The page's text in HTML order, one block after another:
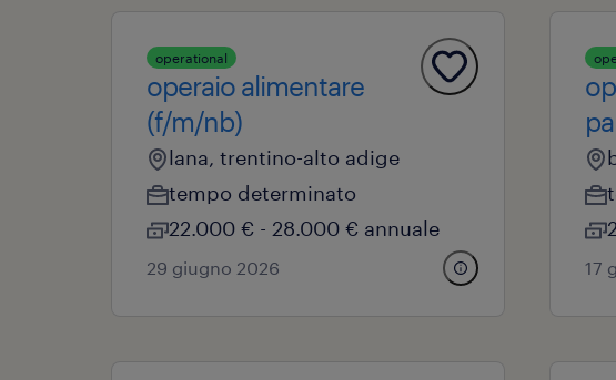
operational
operaio alimentare
(f/m/nb)
lana, trentino-alto adige
tempo determinato
22.000 € - 28.000 € annuale
29 giugno 2026 17